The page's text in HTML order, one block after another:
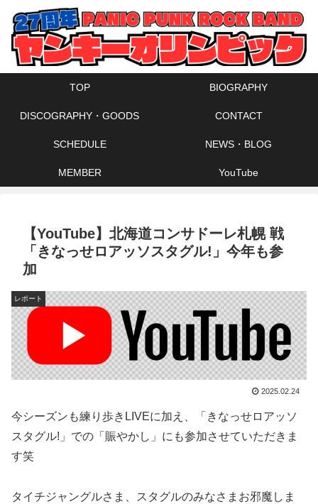
TOP BIOGRAPHY
DISCOGRAPHY・GOODS CONTACT
SCHEDULE NEWS・BLOG
MEMBER YouTube
【YouTube】北海道コンサドーレ札幌 戦
「きなっせロアッソスタグル!」今年も参
加
レポート
2025.02.24
今シーズンも練り歩きLIVEに加え、「きなっせロアッソ
スタグル!」での「賑やかし」にも参加させていただきま
す笑
タイチジャングルさま、スタグルのみなさまお邪魔しま